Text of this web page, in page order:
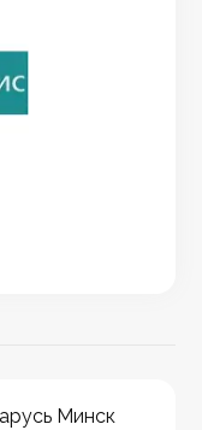
Минск